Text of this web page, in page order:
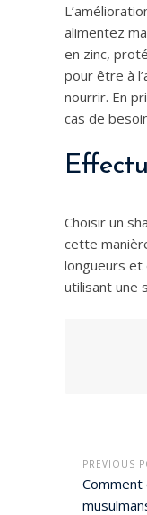
alimentez
en zinc,
pour être à
nourrir. En
cas de
Choisir un
cette
longueurs et
utilisant une
PREVIOUS